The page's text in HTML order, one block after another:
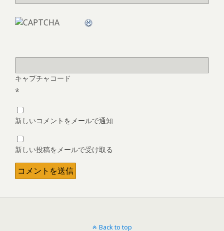
キャプチャコード
*
新しいコメントをメールで通知
新しい投稿をメールで受け取る
Back to top